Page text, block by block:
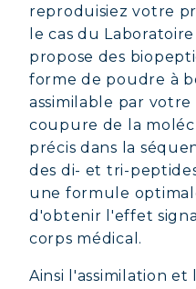
COLLAGÈNE
COLLAGÈNE :
&
COLLAGÈNE :
IMMUNITÉ
reproduisiez votre
le cas du Laboratoire
propose des
forme de poudre à
assimilable par votre
coupure de la
précis dans la
des di- et tri-
une formule
d'obtenir l'effet
corps médical.
Ainsi l'assimilation